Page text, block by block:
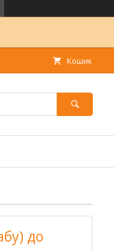
Кошик
до